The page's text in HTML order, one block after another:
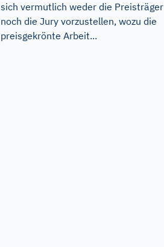
sich vermutlich weder die Preisträger
noch die Jury vorzustellen, wozu die
preisgekrönte Arbeit...